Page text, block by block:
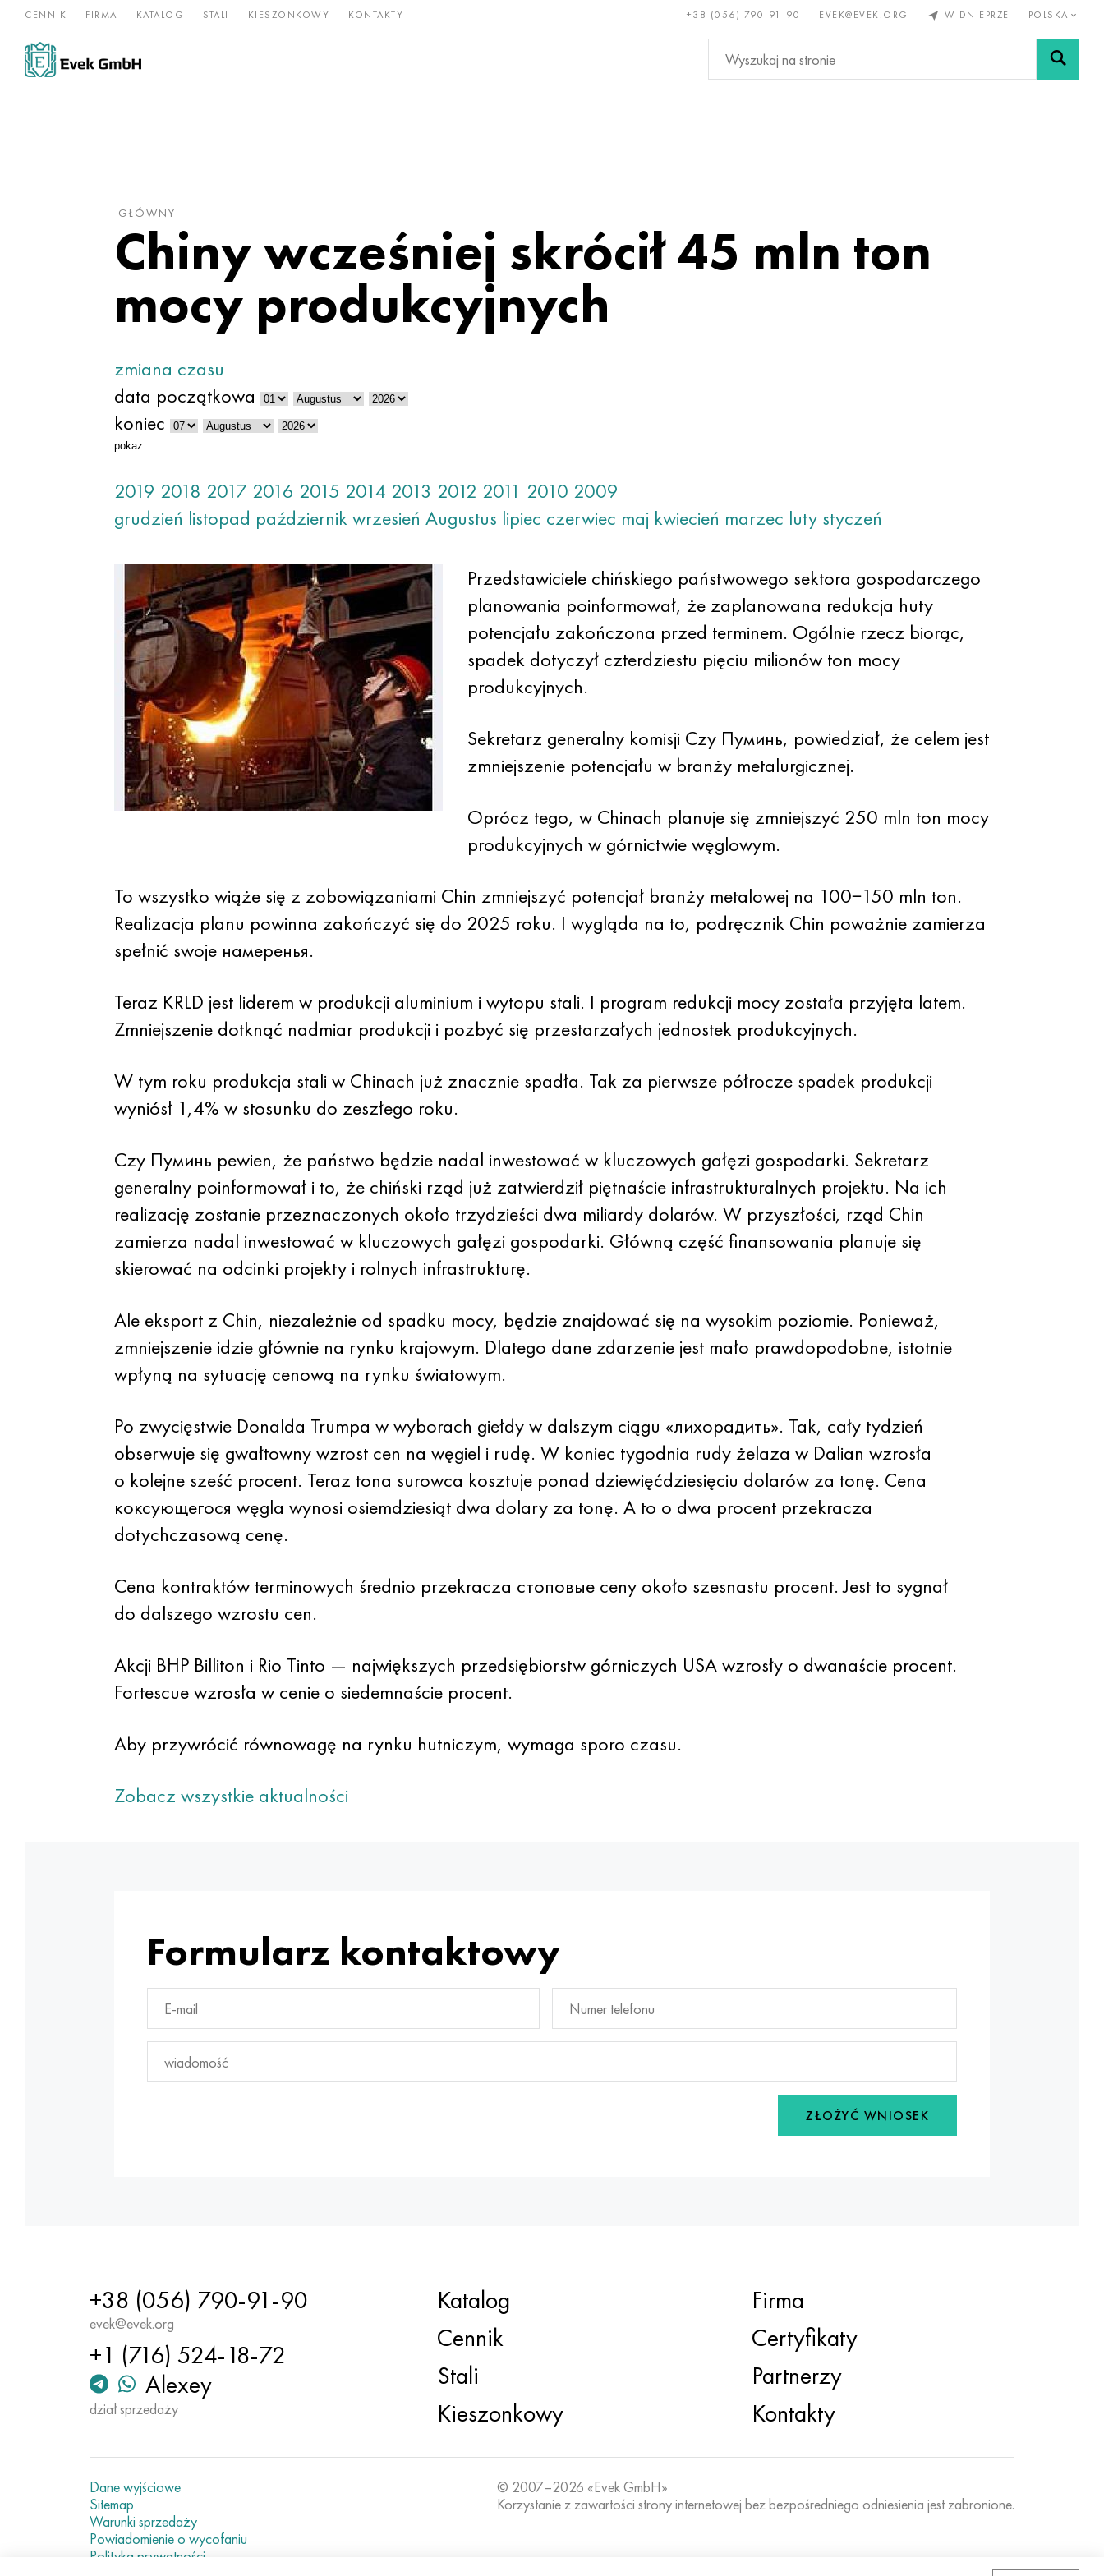
CENNIK FIRMA KATALOG STALI KIESZONKOWY KONTAKTY +38 (056) 790-91-90 EVEK@EVEK.ORG W DNIEPRZE POLSKA
Stopy
niklu
Stal Rzadkie i Brąz, miedź, Metale
nieżelazne
Stali Siatki i
GŁÓWNY
Chiny wcześniej skrócił 45 mln ton
mocy produkcyjnych
zmiana czasu
data początkowa
koniec
pokaz
2019 2018 2017 2016 2015 2014 2013 2012 2011 2010 2009
grudzień listopad październikwrzesień Augustus lipiec czerwiec maj kwiecień marzec luty styczeń
Przedstawiciele chińskiego państwowego sektora gospodarczego
planowania poinformował, że zaplanowana redukcja huty
potencjału zakończona przed terminem. Ogólnie rzecz biorąc,
spadek dotyczył czterdziestu pięciu milionów ton mocy
produkcyjnych.
Sekretarz generalny komisji Czy Пуминь, powiedział, że celem jest
zmniejszenie potencjału w branży metalurgicznej.
Oprócz tego, w Chinach planuje się zmniejszyć 250 mln ton mocy
produkcyjnych w górnictwie węglowym.
To wszystko wiąże się z zobowiązaniami Chin zmniejszyć potencjał branży metalowej na 100−150 mln ton.
Realizacja planu powinna zakończyć się do 2025 roku. I wygląda na to, podręcznik Chin poważnie zamierza
spełnić swoje намеренья.
Teraz KRLD jest liderem w produkcji aluminium i wytopu stali. I program redukcji mocy została przyjęta latem.
Zmniejszenie dotknąć nadmiar produkcji i pozbyć się przestarzałych jednostek produkcyjnych.
W tym roku produkcja stali w Chinach już znacznie spadła. Tak za pierwsze półrocze spadek produkcji
wyniósł 1,4% w stosunku do zeszłego roku.
Czy Пуминь pewien, że państwo będzie nadal inwestować w kluczowych gałęzi gospodarki. Sekretarz
generalny poinformował i to, że chiński rząd już zatwierdził piętnaście infrastrukturalnych projektu. Na ich
realizację zostanie przeznaczonych około trzydzieści dwa miliardy dolarów. W przyszłości, rząd Chin
zamierza nadal inwestować w kluczowych gałęzi gospodarki. Główną część finansowania planuje się
skierować na odcinki projekty i rolnych infrastrukturę.
Ale eksport z Chin, niezależnie od spadku mocy, będzie znajdować się na wysokim poziomie. Ponieważ,
zmniejszenie idzie głównie na rynku krajowym. Dlatego dane zdarzenie jest mało prawdopodobne, istotnie
wpłyną na sytuację cenową na rynku światowym.
Po zwycięstwie Donalda Trumpa w wyborach giełdy w dalszym ciągu «лихорадить». Tak, cały tydzień
obserwuje się gwałtowny wzrost cen na węgiel i rudę. W koniec tygodnia rudy żelaza w Dalian wzrosła
o kolejne sześć procent. Teraz tona surowca kosztuje ponad dziewięćdziesięciu dolarów za tonę. Cena
коксующегося węgla wynosi osiemdziesiąt dwa dolary za tonę. A to o dwa procent przekracza
dotychczasową cenę.
Cena kontraktów terminowych średnio przekracza стоповые ceny około szesnastu procent. Jest to sygnał
do dalszego wzrostu cen.
Akcji BHP Billiton i Rio Tinto — największych przedsiębiorstw górniczych USA wzrosły o dwanaście procent.
Fortescue wzrosła w cenie o siedemnaście procent.
Aby przywrócić równowagę na rynku hutniczym, wymaga sporo czasu.
Zobacz wszystkie aktualności
Formularz kontaktowy
ZŁOŻYĆ WNIOSEK
+38 (056) 790-91-90
evek@evek.org
+1 (716) 524-18-72
Alexey
dział sprzedaży
Katalog
Cennik
Stali
Kieszonkowy
Firma
Certyfikaty
Partnerzy
Kontakty
Dane wyjściowe
Sitemap
Warunki sprzedaży
Powiadomienie o wycofaniu
Polityka prywatności
© 2007–2026 «Evek GmbH»
Korzystanie z zawartości strony internetowej bez bezpośredniego odniesienia jest zabronione.